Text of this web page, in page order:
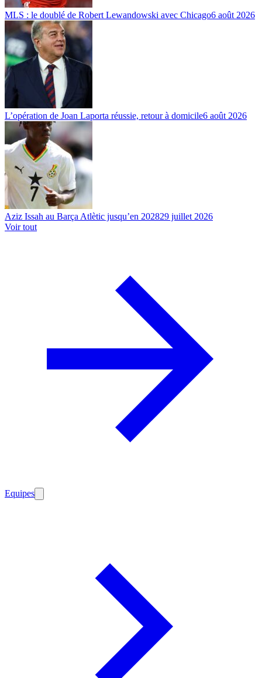
MLS : le doublé de Robert Lewandowski avec Chicago6 août 2026
L’opération de Joan Laporta réussie, retour à domicile6 août 2026
Aziz Issah au Barça Atlètic jusqu’en 202829 juillet 2026
Voir tout
Equipes